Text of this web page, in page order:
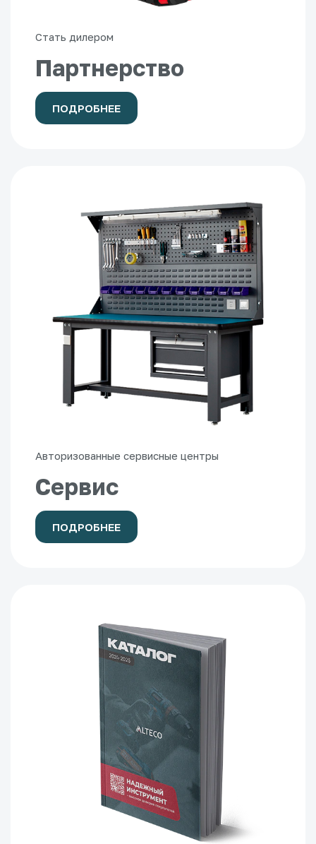
Стать дилером
Партнерство
ПОДРОБНЕЕ
Авторизованные сервисные центры
Сервис
ПОДРОБНЕЕ